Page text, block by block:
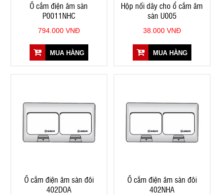
Ổ cắm điện âm sàn
P0011NHC
794.000 VNĐ
MUA HÀNG
Hộp nối dây cho ổ cắm âm
sàn U005
38.000 VNĐ
MUA HÀNG
Ổ cắm điện âm sàn đôi
402DOA
Ổ cắm điện âm sàn đôi
402NHA